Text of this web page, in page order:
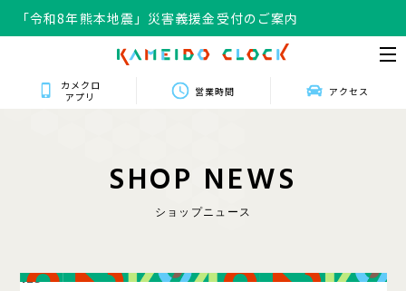
「令和8年熊本地震」災害義援金受付のご案内
「令和8年熊本地震」災害義援金受付のご案内
カメクロ
アプリ
営業時間 アクセス
SHOP NEWS
ショップニュース
125